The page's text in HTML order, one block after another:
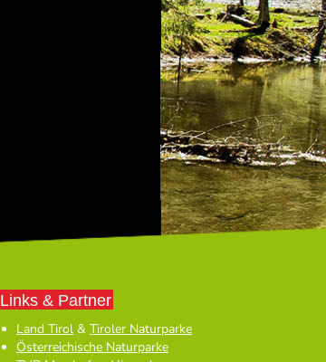
Links & Partner
Land Tirol & Tiroler Naturparke
Österreichische Naturparke